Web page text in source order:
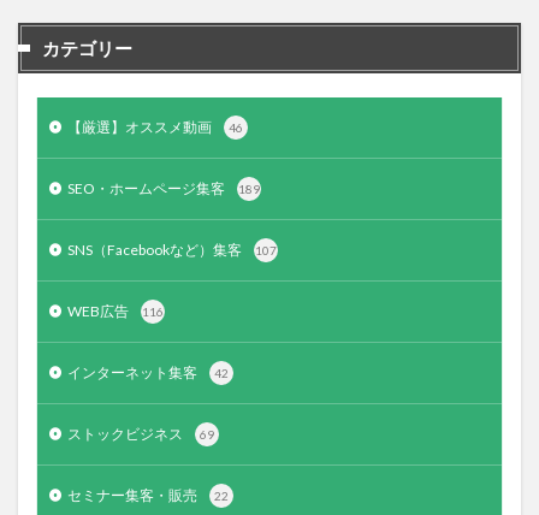
カテゴリー
【厳選】オススメ動画 46
SEO・ホームページ集客 189
SNS（Facebookなど）集客 107
WEB広告 116
インターネット集客 42
ストックビジネス 69
セミナー集客・販売 22